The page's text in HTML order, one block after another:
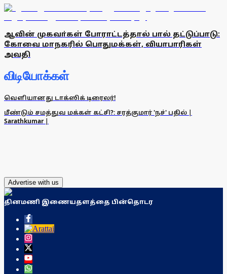
ஆவின் முகவா்கள் போராட்டத்தால் பால் தட்டுப்பாடு:
கோவை மாநகரில் பொதுமக்கள், வியாபாரிகள்
அவதி
விடியோக்கள்
வெளியானது டாக்ஸிக் டிரைலர்!
மீண்டும் சமத்துவ மக்கள் கட்சி?: சரத்குமார் 'நச்' பதில் |
Sarathkumar |
Advertise with us
தினமணி இணையதளத்தை பின்தொடர